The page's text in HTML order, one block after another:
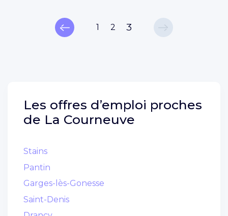
1 2 3
Les offres d’emploi proches
de La Courneuve
Stains
Pantin
Garges-lès-Gonesse
Saint-Denis